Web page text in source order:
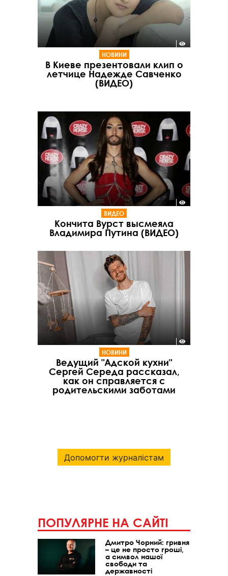
НОВИНИ
В Киеве презентовали клип о
летчице Надежде Савченко
(ВИДЕО)
ВИДЕО
Кончита Вурст высмеяла
Владимира Путина (ВИДЕО)
НОВИНИ
Ведущий "Адской кухни"
Сергей Середа рассказал,
как он справляется с
родительскими заботами
Допомогти журналістам
ПОПУЛЯРНЕ НА САЙТІ
Дмитро Чорний: гривня
– це не просто гроші,
а символ нашої
свободи та
державності